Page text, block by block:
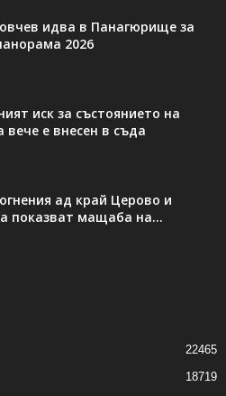
идва в Панагюрище за
2026
иск за състоянието на
е внесен в съда
ад край Церово и
показват мащаба на...
22465
18719